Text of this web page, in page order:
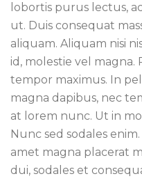
lobortis purus lectus,
ut. Duis consequat
aliquam. Aliquam nisi
id, molestie vel magna.
tempor maximus. In
magna dapibus, nec
at lorem nunc. Ut in
Nunc sed sodales
amet magna placerat
dui, sodales et